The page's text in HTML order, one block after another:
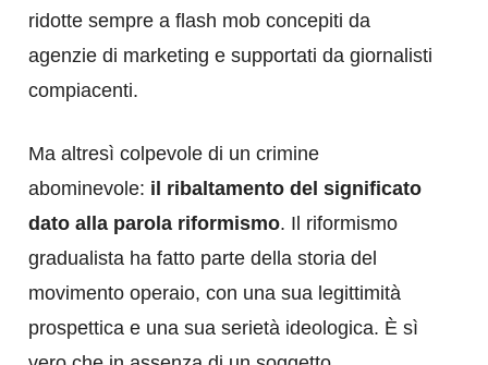
ridotte sempre a flash mob concepiti da
agenzie di marketing e supportati da giornalisti
compiacenti.
Ma altresì colpevole di un crimine
abominevole: il ribaltamento del significato
dato alla parola riformismo. Il riformismo
gradualista ha fatto parte della storia del
movimento operaio, con una sua legittimità
prospettica e una sua serietà ideologica. È sì